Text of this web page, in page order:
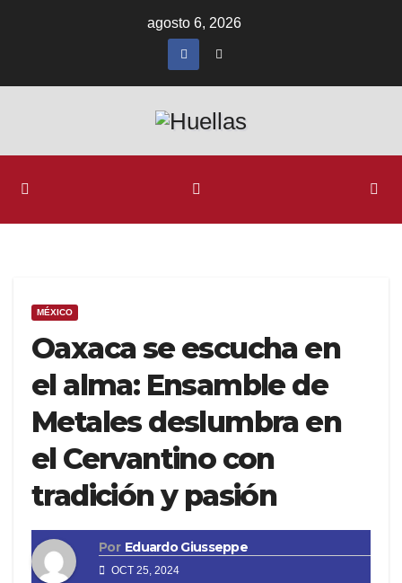
agosto 6, 2026
MÉXICO
Oaxaca se escucha en
el alma: Ensamble de
Metales deslumbra en
el Cervantino con
tradición y pasión
Por Eduardo Giusseppe
OCT 25, 2024